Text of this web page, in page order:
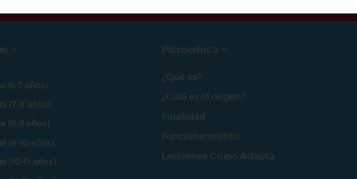
(6-7 años)
(7-8 años)
(8-9 años)
(9-10 años)
(10-11 años)
Pictoeduca
¿Qué es?
¿Cúal es el origen?
Finalidad
Funcionamiento
Lecciones Grupo Adapta